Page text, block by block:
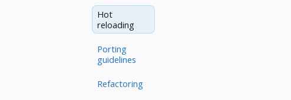
Hot
reloading
Porting
guidelines
Refactoring